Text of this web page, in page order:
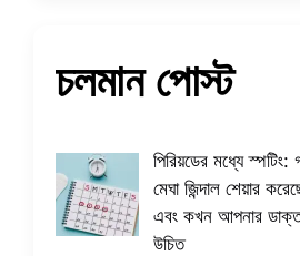
চলমান পোস্ট
পিরিয়ডের মধ্যে
মেঘা জিন্দাল শেয়ার
এবং কখন আপনার
উচিত